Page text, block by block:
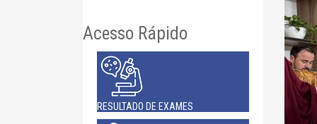
Acesso Rápido
RESULTADO DE EXAMES